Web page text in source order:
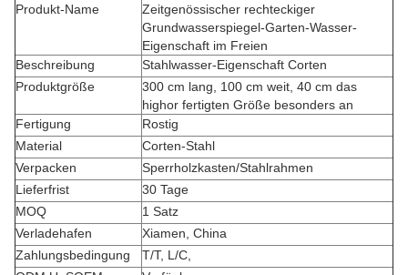
Produkt-Name
Zeitgenössischer rechteckiger
Grundwasserspiegel-Garten-Wasser-
Eigenschaft im Freien
Beschreibung
Stahlwasser-Eigenschaft Corten
Produktgröße
300 cm lang, 100 cm weit, 40 cm das
highor fertigten Größe besonders an
Fertigung
Rostig
Material
Corten-Stahl
Verpacken
Sperrholzkasten/Stahlrahmen
Lieferfrist
30 Tage
MOQ
1 Satz
Verladehafen
Xiamen, China
Zahlungsbedingung
T/T, L/C,